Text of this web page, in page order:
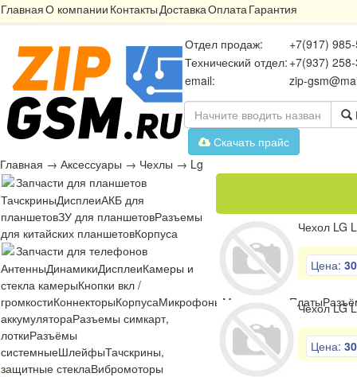
ГлавнаяО компании КонтактыДоставкаОплатаГарантия
Отдел продаж:
+7(917)
Технический отдел: +7(937)
email:
zip-
Скачать прайс
Главная → Аксессуары → Чехлы → Lg
Запчасти для планшетов
ТачскриныДисплеиАКБ для
планшетовЗУ для планшетовРазъемы
для китайских планшетовКорпуса
Запчасти для телефонов
АнтенныДинамикиДисплеиКамеры и
стекла камерыКнопки вкл /
громкостиКоннекторыКорпусаМикрофоны Микросхемы Платы
аккумулятораРазъемы симкарт,
лоткиРазъёмы
системныеШлейфыТачскрины,
защитные стеклаВибромоторы
Чехол LG
Цена:
Чехол LG
Цена: